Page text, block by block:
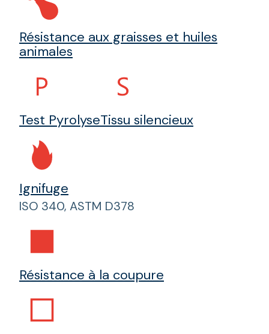
Résistance aux graisses et huiles
animales
Test PyrolyseTissu silencieux
Ignifuge
ISO 340, ASTM D378
Résistance à la coupure